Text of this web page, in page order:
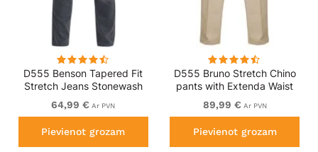
D555 Benson Tapered Fit
Stretch Jeans Stonewash
64,99 € Ar PVN
Pievienot grozam
D555 Bruno Stretch Chino
pants with Extenda Waist
Beige
89,99 € Ar PVN
Pievienot grozam